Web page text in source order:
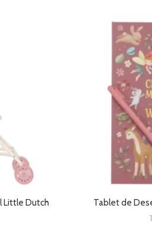
Little Dutch Tablet de